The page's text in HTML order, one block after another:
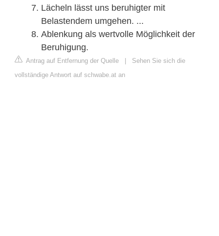
Lächeln lässt uns beruhigter mit
Belastendem umgehen. ...
Ablenkung als wertvolle Möglichkeit der
Beruhigung.
Antrag auf Entfernung der Quelle
Sehen Sie sich die
vollständige Antwort auf schwabe.at an